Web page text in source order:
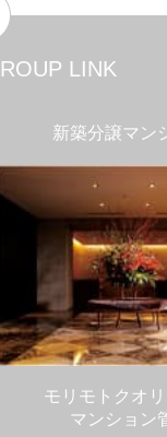
LINK
新築分譲マン
モリモトクオ
マンション